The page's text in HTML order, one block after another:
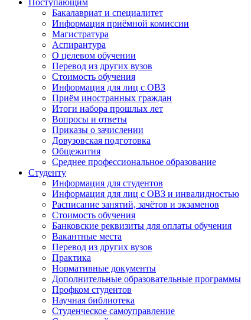
Поступающим
Бакалавриат и специалитет
Информация приёмной комиссии
Магистратура
Аспирантура
О целевом обучении
Перевод из других вузов
Стоимость обучения
Информация для лиц с ОВЗ
Приём иностранных граждан
Итоги набора прошлых лет
Вопросы и ответы
Приказы о зачислении
Довузовская подготовка
Общежития
Среднее профессиональное образование
Студенту
Информация для студентов
Информация для лиц с ОВЗ и инвалидностью
Расписание занятий, зачётов и экзаменов
Стоимость обучения
Банковские реквизиты для оплаты обучения
Вакантные места
Перевод из других вузов
Практика
Нормативные документы
Дополнительные образовательные программы
Профком студентов
Научная библиотека
Студенческое самоуправление